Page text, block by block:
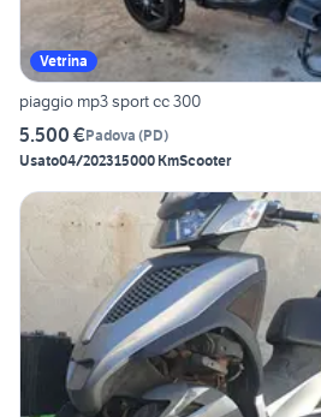
Vetrina
piaggio mp3 sport cc 300
5.500 €Padova (PD)
Usato04/202315000 KmScooter